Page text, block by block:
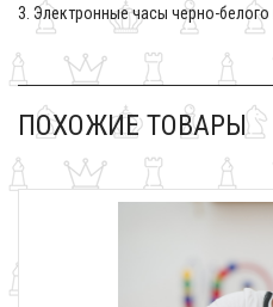
3. Электронные часы черно-белого
ПОХОЖИЕ ТОВАРЫ